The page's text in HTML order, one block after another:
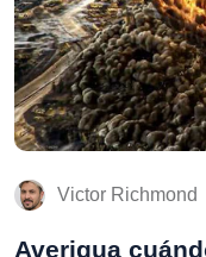
Victor Richmond
Averigua